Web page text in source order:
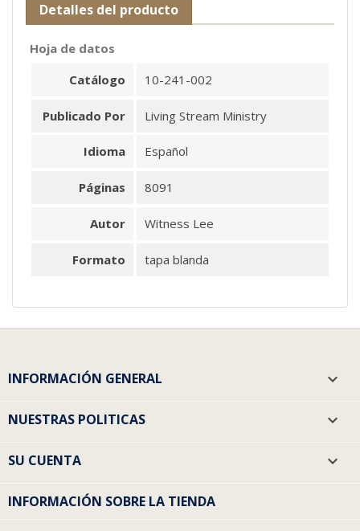
Detalles del producto
Hoja de datos
Catálogo
10-241-002
Publicado Por Living Stream Ministry
Idioma Español
Páginas 8091
Autor Witness Lee
Formato tapa blanda
INFORMACIÓN GENERAL 
NUESTRAS POLITICAS 
SU CUENTA 
INFORMACIÓN SOBRE LA TIENDA